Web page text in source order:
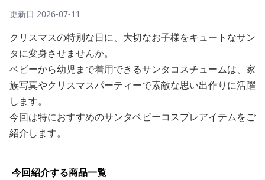
更新日 2026-07-11
クリスマスの特別な日に、大切なお子様をキュートなサン
タに変身させませんか。
ベビーから幼児まで着用できるサンタコスチュームは、家
族写真やクリスマスパーティーで素敵な思い出作りに活躍
します。
今回は特におすすめのサンタベビーコスプレアイテムをご
紹介します。
今回紹介する商品一覧